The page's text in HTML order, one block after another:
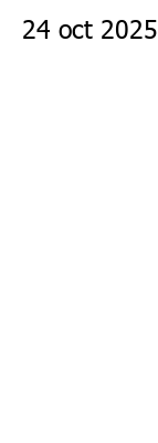
24 oct 2025